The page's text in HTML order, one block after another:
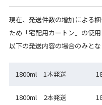
現在、発送件数の増加による
ため「宅配用カートン」の使用
以下の発送内容の場合のみとな
1800ml 1本発送
1800ml 2本発送